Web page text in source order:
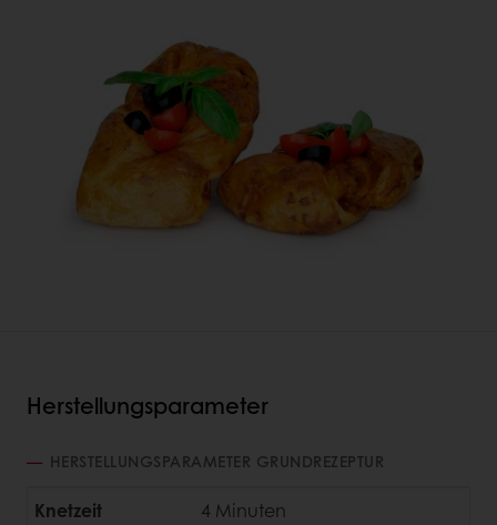
Herstellungsparameter
HERSTELLUNGSPARAMETER GRUNDREZEPTUR
Knetzeit
4 Minuten